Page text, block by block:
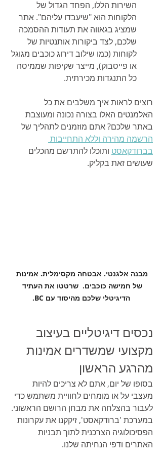
השירות הללו, הפחד הגדול של
הלקוחות הוא "שיעבדו עליהם". אתר
שמציג בגאווה את תעודות ההסמכה
שלכם, לצד ביקורות אותנטיות של
לקוחות (כמו שילוב דירוג כוכבים מגוגל
או פייסבוק), מייצר שקיפות שממיסה
כל התנגדות מכירתית.
רוצים לראות איך משלבים את כל
האלמנטים האלו בצורה נכונה ומעוצבת
באתר שלכם? אתם מוזמנים לתהליך של
הרשמה מהירה וללא התחייבות
בברודקאסט ותוכלו להתרשם מהכלים
שעושים זאת בקליק.
מבנה אלגנטי. אבטחה מקסימלית. אמינות
של חמישה כוכבים.  שרטטו את העתיד
הדיגיטלי שלכם מהיסוד עם BC.
נכסים דיגיטליים בעיצוב
מקצועי שמשדרים אמינות
מהרגע הראשון
בסופו של יום, אתם לא צריכים להיות
מעצבי על או מומחים לחוויית משתמש כדי
לעבור בהצלחה את מבחן הרושם הראשוני.
במערכת 'ברודקאסט', זיקקנו את עקרונות
הפסיכולוגיה הצרכנית לתוך תבניות
האתרים ודפי הנחיתה שלנו.